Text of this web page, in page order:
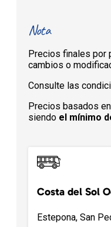
Nota
Precios finales por
cambios o
Consulte las
Precios basados en
siendo el mínimo
Costa del Sol
Estepona, San